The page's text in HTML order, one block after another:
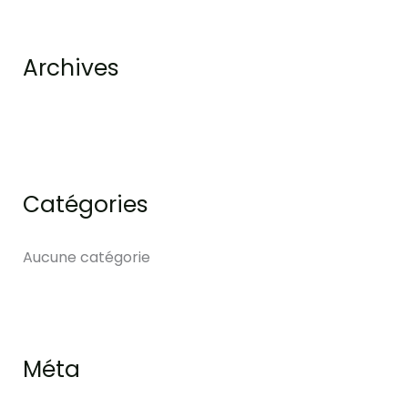
r
Archives
Catégories
Aucune catégorie
Méta